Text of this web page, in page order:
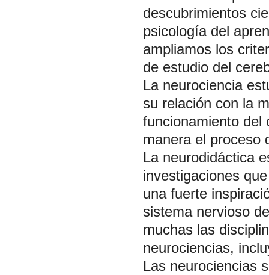
descubrimientos
psicología del
ampliamos los
de estudio del
La neurociencia
su relación con la
funcionamiento del
manera el proceso
La neurodidáctica
investigaciones
una fuerte
sistema nervioso
muchas las
neurociencias,
Las neurociencias